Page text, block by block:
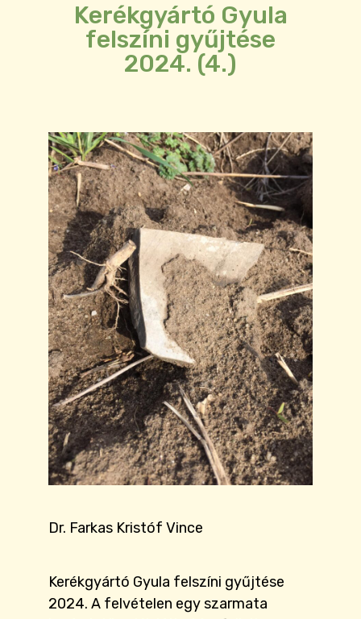
Kerékgyártó Gyula
felszíni gyűjtése
2024. (4.)
Dr. Farkas Kristóf Vince
Kerékgyártó Gyula felszíni gyűjtése
2024. A felvételen egy szarmata